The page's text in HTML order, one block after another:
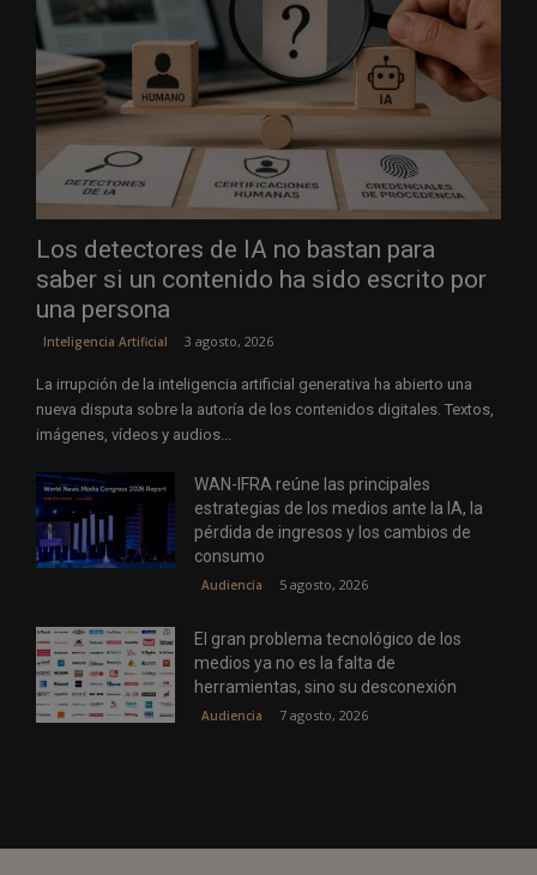
Los detectores de IA no bastan para
saber si un contenido ha sido escrito por
una persona
Inteligencia Artificial 3 agosto, 2026
La irrupción de la inteligencia artificial generativa ha abierto una
nueva disputa sobre la autoría de los contenidos digitales. Textos,
imágenes, vídeos y audios...
WAN-IFRA reúne las principales
estrategias de los medios ante la IA, la
pérdida de ingresos y los cambios de
consumo
Audiencia 5 agosto, 2026
El gran problema tecnológico de los
medios ya no es la falta de
herramientas, sino su desconexión
Audiencia 7 agosto, 2026